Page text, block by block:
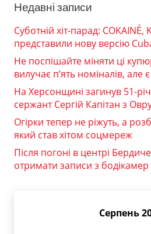
Недавні записи
Суботній хіт-парад: COKAINÉ,
представили нову версію
Не поспішайте міняти ці
вилучає п’ять номіналів,
На Херсонщині загинув 51-
сержант Сергій Капітан з
Огірки тепер не ріжуть, а
який став хітом соцмереж
Після погоні в центрі
отримати записи з бодікамер
Серпень